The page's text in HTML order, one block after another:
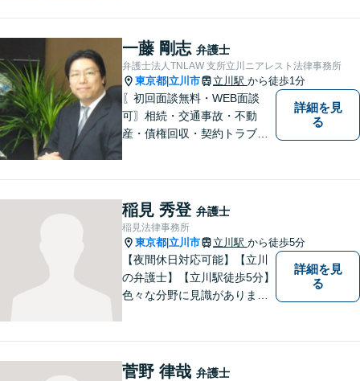
一藤 剛志 弁護士
弁護士法人TNLAW 支所立川ニアレスト法律事務所
東京都 立川市 立川駅 から徒歩1分
〖初回面談無料・WEB面談
可〗相続・交通事故・不動
産・債権回収・契約トラブル
詳細を見
る
稲見 秀登 弁護士
稲見法律事務所
東京都 立川市 立川駅 から徒歩5分
【夜間休日対応可能】【立川
の弁護士】【立川駅徒歩5分】
色々な分野に見識がありま
詳細を見
る
菅野 律哉 弁護士